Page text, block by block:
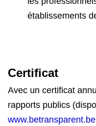
établissements
Certificat
Avec un certificat
rapports publics
www.betransparent.be